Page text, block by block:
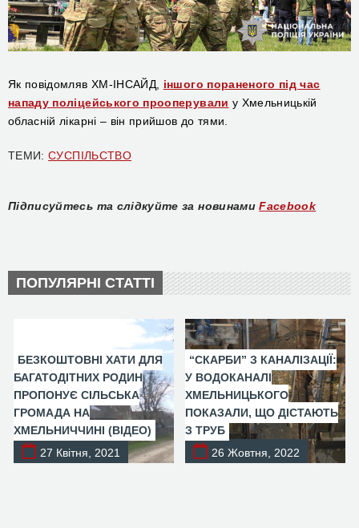
Як повідомляв ХМ-ІНСАЙД, іншого пораненого під час
нападу поліцейського прооперували у Хмельницькій
обласній лікарні – він прийшов до тями.
ТЕМИ:СУСПІЛЬСТВО
Підписуйтесь та слідкуйте за новинами Facebook
ПОПУЛЯРНІ СТАТТІ
БЕЗКОШТОВНІ ХАТИ ДЛЯ
БАГАТОДІТНИХ РОДИН
ПРОПОНУЄ СІЛЬСЬКА
ГРОМАДА НА
ХМЕЛЬНИЧЧИНІ (ВІДЕО)
27 Квітня, 2021
“СКАРБИ” З КАНАЛІЗАЦІЇ:
У ВОДОКАНАЛІ
ХМЕЛЬНИЦЬКОГО
ПОКАЗАЛИ, ЩО ДІСТАЮТЬ
З ТРУБ
26 Жовтня, 2022